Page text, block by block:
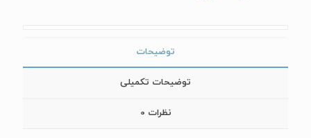
توضیحات
توضیحات تکمیلی
نظرات 0